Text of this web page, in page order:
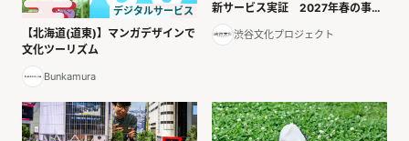
デジタルサービス
【北海道(道東)】マンガデザインで
文化ツーリズム
Bunkamura
新サービス実証 2027年春の事業
化目指す
渋谷文化プロジェクト